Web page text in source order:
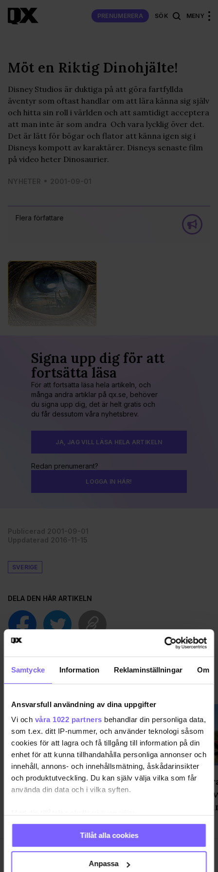
Samtycke Information Reklaminställningar Om
Ansvarsfull användning av dina uppgifter
Vi och våra 1022 partners behandlar din personliga data,
som t.ex. ditt IP-nummer, och använder teknologi såsom
cookies för att lagra och få tillgång till information på din
enhet för att kunna tillhandahålla personliga annonser och
innehåll, annons- och innehållsmätning, åskådarinsikter
och produktutveckling. Du kan själv välja vilka som får
använda din data och i vilka syften.
Samla in information om din geografiska plats
som kan ha en noggrannhet på upp till flera meter
Identifiera din enhet genom att aktivt skanna den
för specifika kännetecken (fingeravtryck)
Tillåt alla cookies
Anpassa
PRENUMERERA SÖK MENY
Flera författare
Möt en Riktig Dinohjälte!
Disney Studios är duktiga på att göra fartfyllda
äventyr som oftast handlar om att lära känna sig själv
och hitta sin roll i världen och att samtidigt acceptera
att man inte är som andra  Och vara lycklig över det.
Det är lätt för bögar och flator att känna igen sig i
Disneys kompott av karaktärer. Disneys senaste film
på video heter Dinosaurier.
NYHETER 2001-09-01
Signa upp dig för att
fortsätta läsa
För att fortsätta läsa hela artikeln, och
många andra artiklar på qx.se, behöver
du signa upp dig, det är helt gratis och
du får dessutom våra nyhetsbrev.
JA, JAG VILL LÄSA HELA ARTIKELN
Redan prenumerant?
LOGGA IN HÄR!
Publicerad 2001-09-01
Uppdaterad 2016-11-15
SVERIGE
DELA DEN HÄR ARTIKELN
NYHETER VISA MER NYHETER
"Väckt aggressiva reaktioner" -
föreställning om pup play gästar
Ett
för att
är för